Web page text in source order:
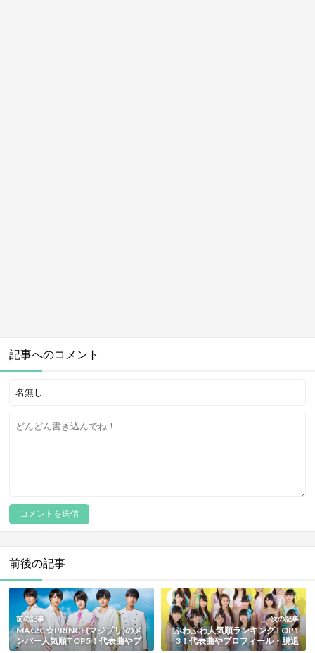
記事へのコメント
前後の記事
前の記事
MAG!C☆PRINCE(マジプリ)のメ
ンバー人気順TOP5！代表曲やプ
次の記事
ふわふわ人気順ランキングTOP1
3！代表曲やプロフィール・脱退